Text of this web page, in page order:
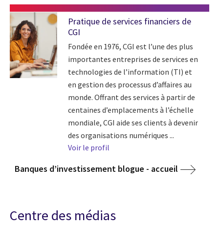
Pratique de services financiers de
CGI
Fondée en 1976, CGI est l’une des plus
importantes entreprises de services en
technologies de l’information (TI) et
en gestion des processus d’affaires au
monde. Offrant des services à partir de
centaines d’emplacements à l’échelle
mondiale, CGI aide ses clients à devenir
des organisations numériques ...
Voir le profil
Banques d’investissement blogue - accueil
Centre des médias